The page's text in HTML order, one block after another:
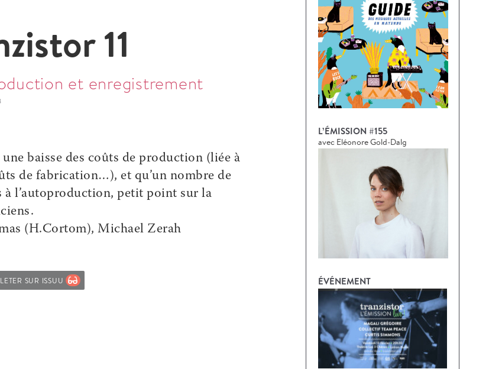
11
et enregistrement
baisse des coûts de production (liée à
de fabrication…), et qu’un nombre de
à l’autoproduction, petit point sur la
(H.Cortom), Michael Zerah
SUR ISSUU
L’ÉMISSION #155
avec Eléonore Gold-Dalg
ÉVÉNEMENT